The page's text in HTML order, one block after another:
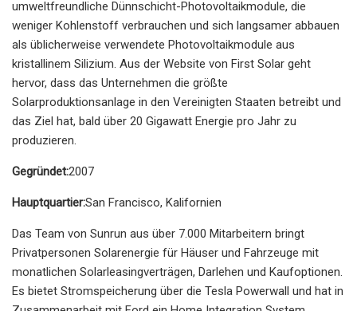
umweltfreundliche Dünnschicht-Photovoltaikmodule, die
weniger Kohlenstoff verbrauchen und sich langsamer abbauen
als üblicherweise verwendete Photovoltaikmodule aus
kristallinem Silizium. Aus der Website von First Solar geht
hervor, dass das Unternehmen die größte
Solarproduktionsanlage in den Vereinigten Staaten betreibt und
das Ziel hat, bald über 20 Gigawatt Energie pro Jahr zu
produzieren.
Gegründet:2007
Hauptquartier:San Francisco, Kalifornien
Das Team von Sunrun aus über 7.000 Mitarbeitern bringt
Privatpersonen Solarenergie für Häuser und Fahrzeuge mit
monatlichen Solarleasingverträgen, Darlehen und Kaufoptionen.
Es bietet Stromspeicherung über die Tesla Powerwall und hat in